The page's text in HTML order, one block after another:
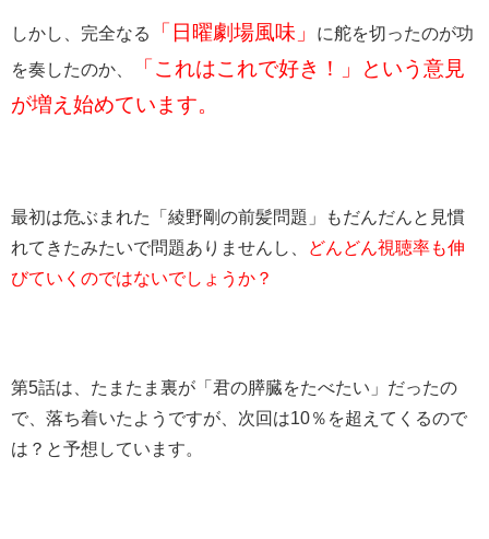
しかし、完全なる 「日曜劇場風味」
に舵を切ったのが功
を奏したのか、
「これはこれで好き！」という意見
が増え始めています。
最初は危ぶまれた「綾野剛の前髪問題」もだんだんと見慣
れてきたみたいで問題ありませんし、
どんどん視聴率も伸
びていくのではないでしょうか？
第5話は、たまたま裏が「君の膵臓をたべたい」だったの
で、落ち着いたようですが、次回は10％を超えてくるので
は？と予想しています。